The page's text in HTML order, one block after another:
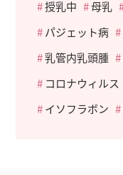
授乳中
母乳
パジェット病
乳管内乳頭腫
コロナウィルス
イソフラボン